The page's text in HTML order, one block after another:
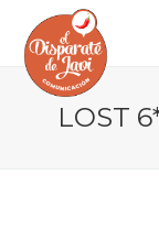
LOST